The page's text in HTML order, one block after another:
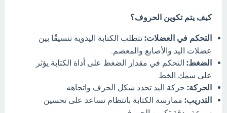
كيف يتم تكوين الحروف؟
التحكم في العضلات: تتطلب الكتابة اليدوية تنسيقًا بين
عضلات اليد والأصابع والمعصم.
الضغط: التحكم في مقدار الضغط على أداة الكتابة يؤثر
على سمك الخط.
الحركة: حركة اليد تحدد شكل الحرف واتجاهه.
التدريب: ممارسة الكتابة بانتظام تساعد على تحسين